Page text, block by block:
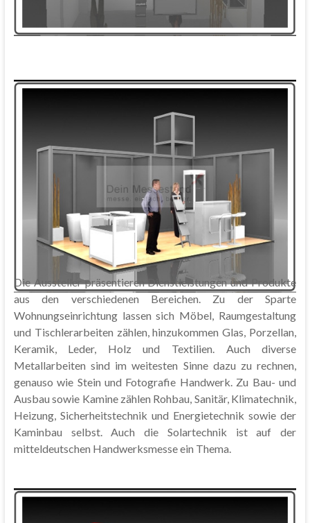
Die Aussteller präsentieren Dienstleistungen und Produkte
aus den verschiedenen Bereichen. Zu der Sparte
Wohnungseinrichtung lassen sich Möbel, Raumgestaltung
und Tischlerarbeiten zählen, hinzukommen Glas, Porzellan,
Keramik, Leder, Holz und Textilien. Auch diverse
Metallarbeiten sind im weitesten Sinne dazu zu rechnen,
genauso wie Stein und Fotografie Handwerk. Zu Bau- und
Ausbau sowie Kamine zählen Rohbau, Sanitär, Klimatechnik,
Heizung, Sicherheitstechnik und Energietechnik sowie der
Kaminbau selbst. Auch die Solartechnik ist auf der
mitteldeutschen Handwerksmesse ein Thema.